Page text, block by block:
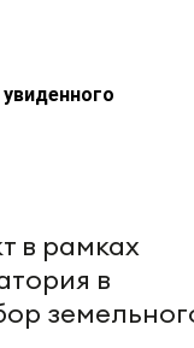
в рамках
в